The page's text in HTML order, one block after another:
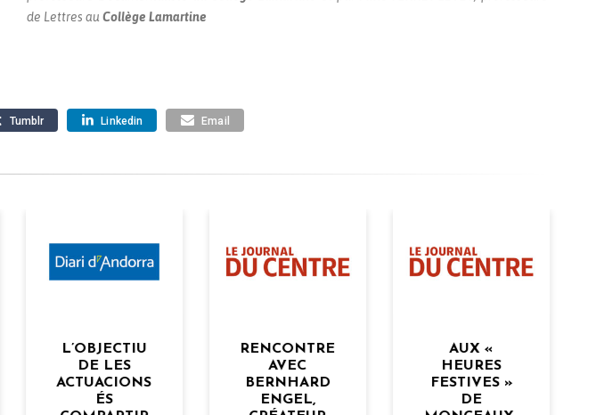
de Lettres au Collège Lamartine
Tumblr Linkedin Email
RENCONTRE
AVEC
BERNHARD
ENGEL,
AUX «
HEURES
FESTIVES »
DE
THÉÂTRE :
UNE
PRATIQUE
ARTISTIQUE
ÉGALITAIRE